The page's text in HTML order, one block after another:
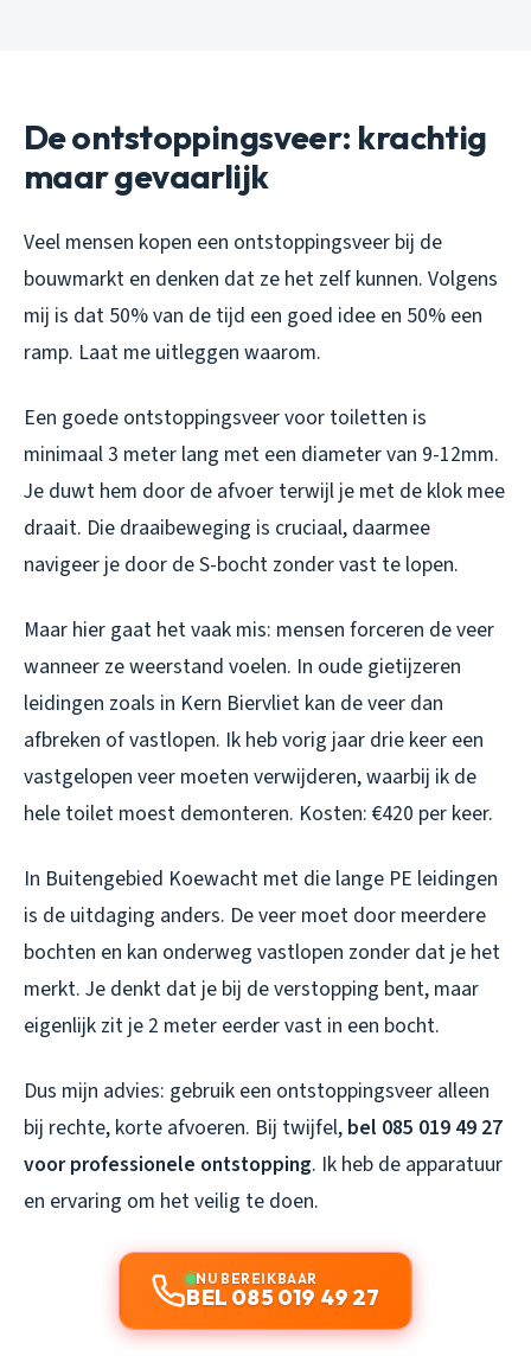
De ontstoppingsveer: krachtig
maar gevaarlijk
Veel mensen kopen een ontstoppingsveer bij de
bouwmarkt en denken dat ze het zelf kunnen. Volgens
mij is dat 50% van de tijd een goed idee en 50% een
ramp. Laat me uitleggen waarom.
Een goede ontstoppingsveer voor toiletten is
minimaal 3 meter lang met een diameter van 9-12mm.
Je duwt hem door de afvoer terwijl je met de klok mee
draait. Die draaibeweging is cruciaal, daarmee
navigeer je door de S-bocht zonder vast te lopen.
Maar hier gaat het vaak mis: mensen forceren de veer
wanneer ze weerstand voelen. In oude gietijzeren
leidingen zoals in Kern Biervliet kan de veer dan
afbreken of vastlopen. Ik heb vorig jaar drie keer een
vastgelopen veer moeten verwijderen, waarbij ik de
hele toilet moest demonteren. Kosten: €420 per keer.
In Buitengebied Koewacht met die lange PE leidingen
is de uitdaging anders. De veer moet door meerdere
bochten en kan onderweg vastlopen zonder dat je het
merkt. Je denkt dat je bij de verstopping bent, maar
eigenlijk zit je 2 meter eerder vast in een bocht.
Dus mijn advies: gebruik een ontstoppingsveer alleen
bij rechte, korte afvoeren. Bij twijfel, bel 085 019 49 27
voor professionele ontstopping. Ik heb de apparatuur
en ervaring om het veilig te doen.
NU BEREIKBAAR
BEL 085 019 49 27